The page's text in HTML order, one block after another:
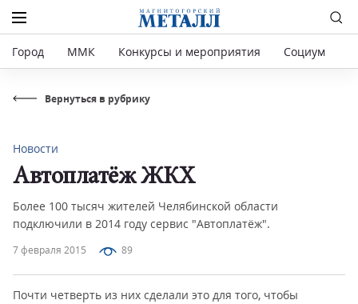
Город ММК Конкурсы и мероприятия Социум
Вернуться в рубрику
7 февраля 2015 89
Новости
Автоплатёж ЖКХ
Более 100 тысяч жителей Челябинской области
подключили в 2014 году сервис "Автоплатёж".
Почти четверть из них сделали это для того, чтобы